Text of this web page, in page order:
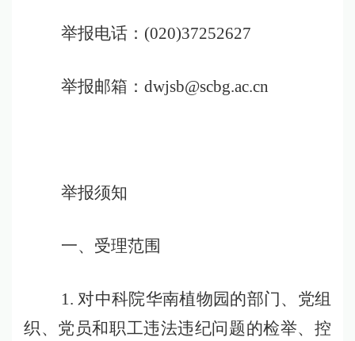
举报电话： (020)37252627
举报邮箱：dwjsb@scbg.ac.cn
举报须知
一、受理范围
1.对中科院华南植物园的部门、党组
织、党员和职工违法违纪问题的检举、控